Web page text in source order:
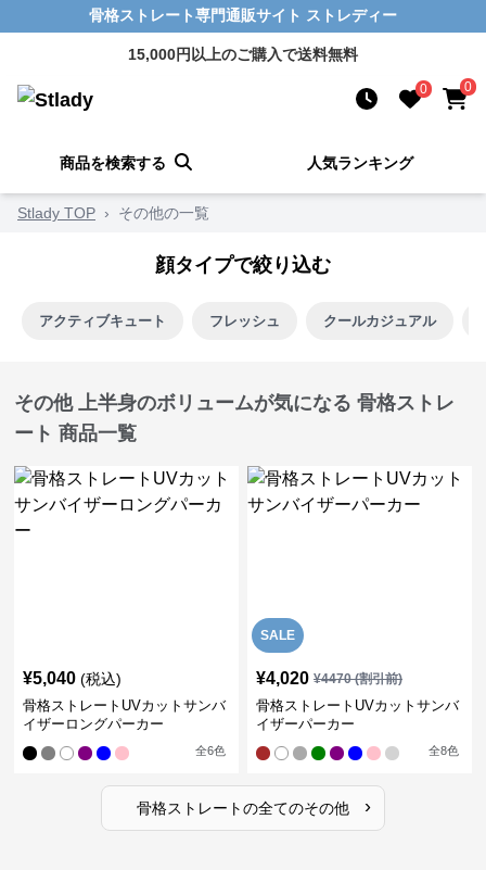
骨格ストレート専門通販サイト ストレディー
15,000円以上のご購入で送料無料
0 0
商品を検索する 人気ランキング
Stlady TOP › その他の一覧
顔タイプで絞り込む
アクティブキュート フレッシュ クールカジュアル
その他 上半身のボリュームが気になる 骨格ストレ
ート 商品一覧
¥5,040 (税込)
骨格ストレートUVカットサンバ
イザーロングパーカー
全6色
SALE
¥4,020 ¥4470(割引前)
骨格ストレートUVカットサンバ
イザーパーカー
全8色
骨格ストレートの全てのその他 ›